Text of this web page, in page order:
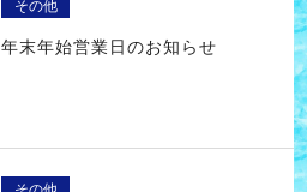
その他
年末年始営業日のお知らせ